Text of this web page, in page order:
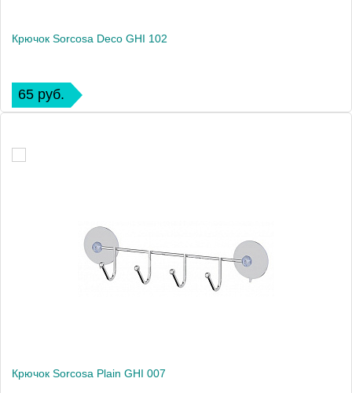
Крючок Sorcosa Deco GHI 102
65 руб.
Крючок Sorcosa Plain GHI 007